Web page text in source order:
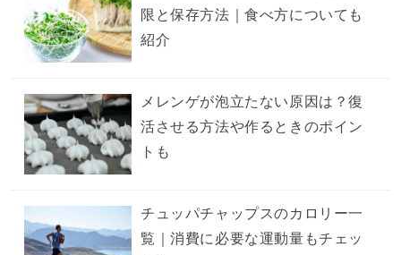
限と保存方法｜食べ方についても
紹介
メレンゲが泡立たない原因は？復
活させる方法や作るときのポイン
トも
チュッパチャップスのカロリー一
覧｜消費に必要な運動量もチェッ